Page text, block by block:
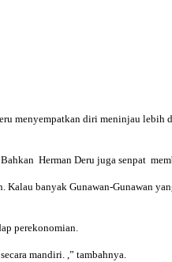
menyempatkan diri meninjau lebih
Herman Deru juga senpat
Kalau banyak Gunawan-Gunawan
perekonomian.
mandiri. ,” tambahnya.